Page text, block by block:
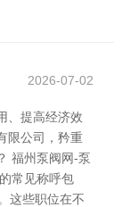
2026-07-02
、提高经济效
限公司，矜重
福州泵阀网-泵
常见称呼包
这些职位在不